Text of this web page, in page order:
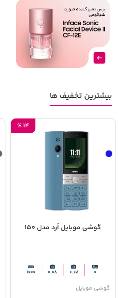
بیشترین تخفیف ها
گوشی موبایل اُرد مدل 150
0
0.08
0.08
1000
گوشی موبایل
14
%